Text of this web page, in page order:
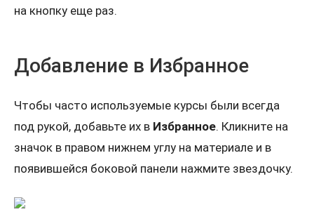
на кнопку еще раз.
Добавление в Избранное
Чтобы часто используемые курсы были всегда
под рукой, добавьте их в Избранное. Кликните на
значок в правом нижнем углу на материале и в
появившейся боковой панели нажмите звездочку.